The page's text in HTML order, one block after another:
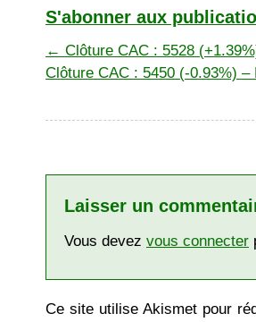
S'abonner aux
← Clôture CAC : 5528
Clôture CAC : 5450 (-0.93%)
Laisser un
Vous devez vous connecter
Ce site utilise Akismet pour